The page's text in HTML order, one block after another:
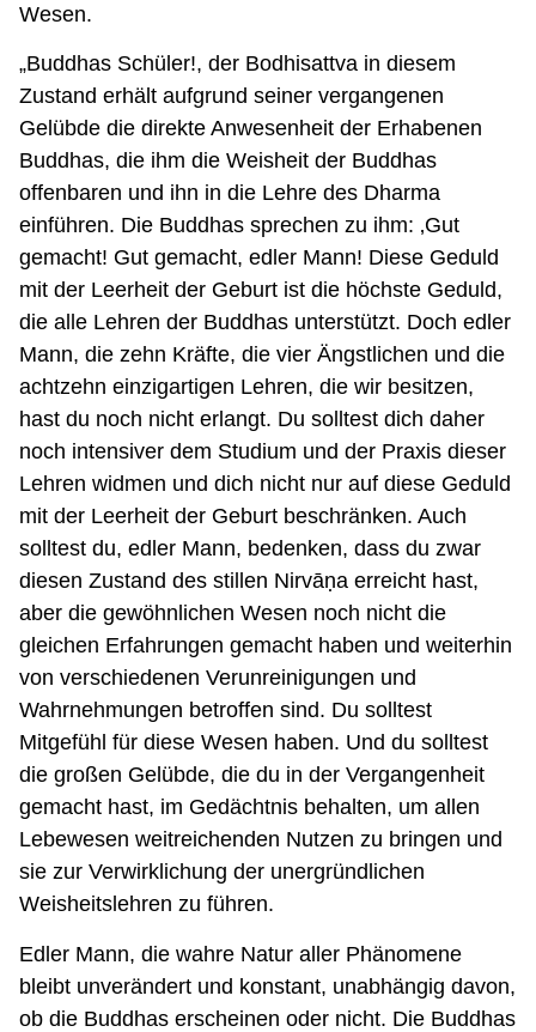
Wesen.
„Buddhas Schüler!, der Bodhisattva in diesem
Zustand erhält aufgrund seiner vergangenen
Gelübde die direkte Anwesenheit der Erhabenen
Buddhas, die ihm die Weisheit der Buddhas
offenbaren und ihn in die Lehre des Dharma
einführen. Die Buddhas sprechen zu ihm: ‚Gut
gemacht! Gut gemacht, edler Mann! Diese Geduld
mit der Leerheit der Geburt ist die höchste Geduld,
die alle Lehren der Buddhas unterstützt. Doch edler
Mann, die zehn Kräfte, die vier Ängstlichen und die
achtzehn einzigartigen Lehren, die wir besitzen,
hast du noch nicht erlangt. Du solltest dich daher
noch intensiver dem Studium und der Praxis dieser
Lehren widmen und dich nicht nur auf diese Geduld
mit der Leerheit der Geburt beschränken. Auch
solltest du, edler Mann, bedenken, dass du zwar
diesen Zustand des stillen Nirvāṇa erreicht hast,
aber die gewöhnlichen Wesen noch nicht die
gleichen Erfahrungen gemacht haben und weiterhin
von verschiedenen Verunreinigungen und
Wahrnehmungen betroffen sind. Du solltest
Mitgefühl für diese Wesen haben. Und du solltest
die großen Gelübde, die du in der Vergangenheit
gemacht hast, im Gedächtnis behalten, um allen
Lebewesen weitreichenden Nutzen zu bringen und
sie zur Verwirklichung der unergründlichen
Weisheitslehren zu führen.
Edler Mann, die wahre Natur aller Phänomene
bleibt unverändert und konstant, unabhängig davon,
ob die Buddhas erscheinen oder nicht. Die Buddhas